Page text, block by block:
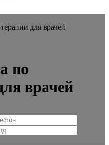
для врачей
по
врачей